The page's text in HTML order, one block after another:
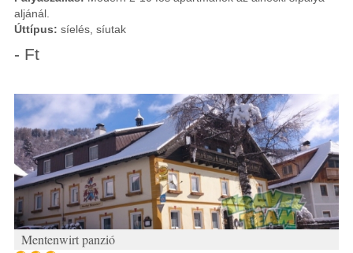
aljánál.
Úttípus: síelés, síutak
- Ft
Mentenwirt panzió